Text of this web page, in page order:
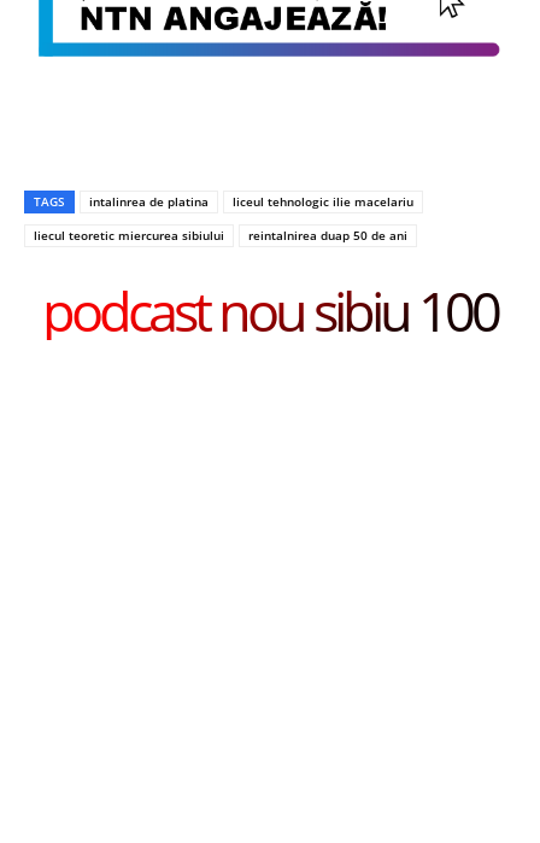
TAGS intalinrea de platina
liceul tehnologic ilie macelariu
liecul teoretic miercurea sibiului
reintalnirea duap 50 de ani
podcast nou sibiu 100